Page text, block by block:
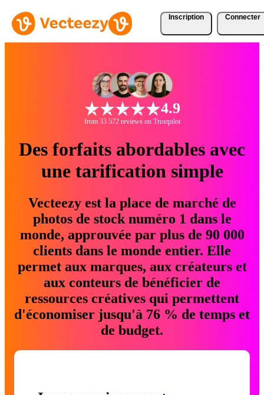
Inscription Connecter
4.9
from 33 572 reviews on Trustpilot
Des forfaits abordables avec
une tarification simple
Vecteezy est la place de marché de
photos de stock numéro 1 dans le
monde, approuvée par plus de 90 000
clients dans le monde entier. Elle
permet aux marques, aux créateurs et
aux conteurs de bénéficier de
ressources créatives qui permettent
d'économiser jusqu'à 76 % de temps et
de budget.